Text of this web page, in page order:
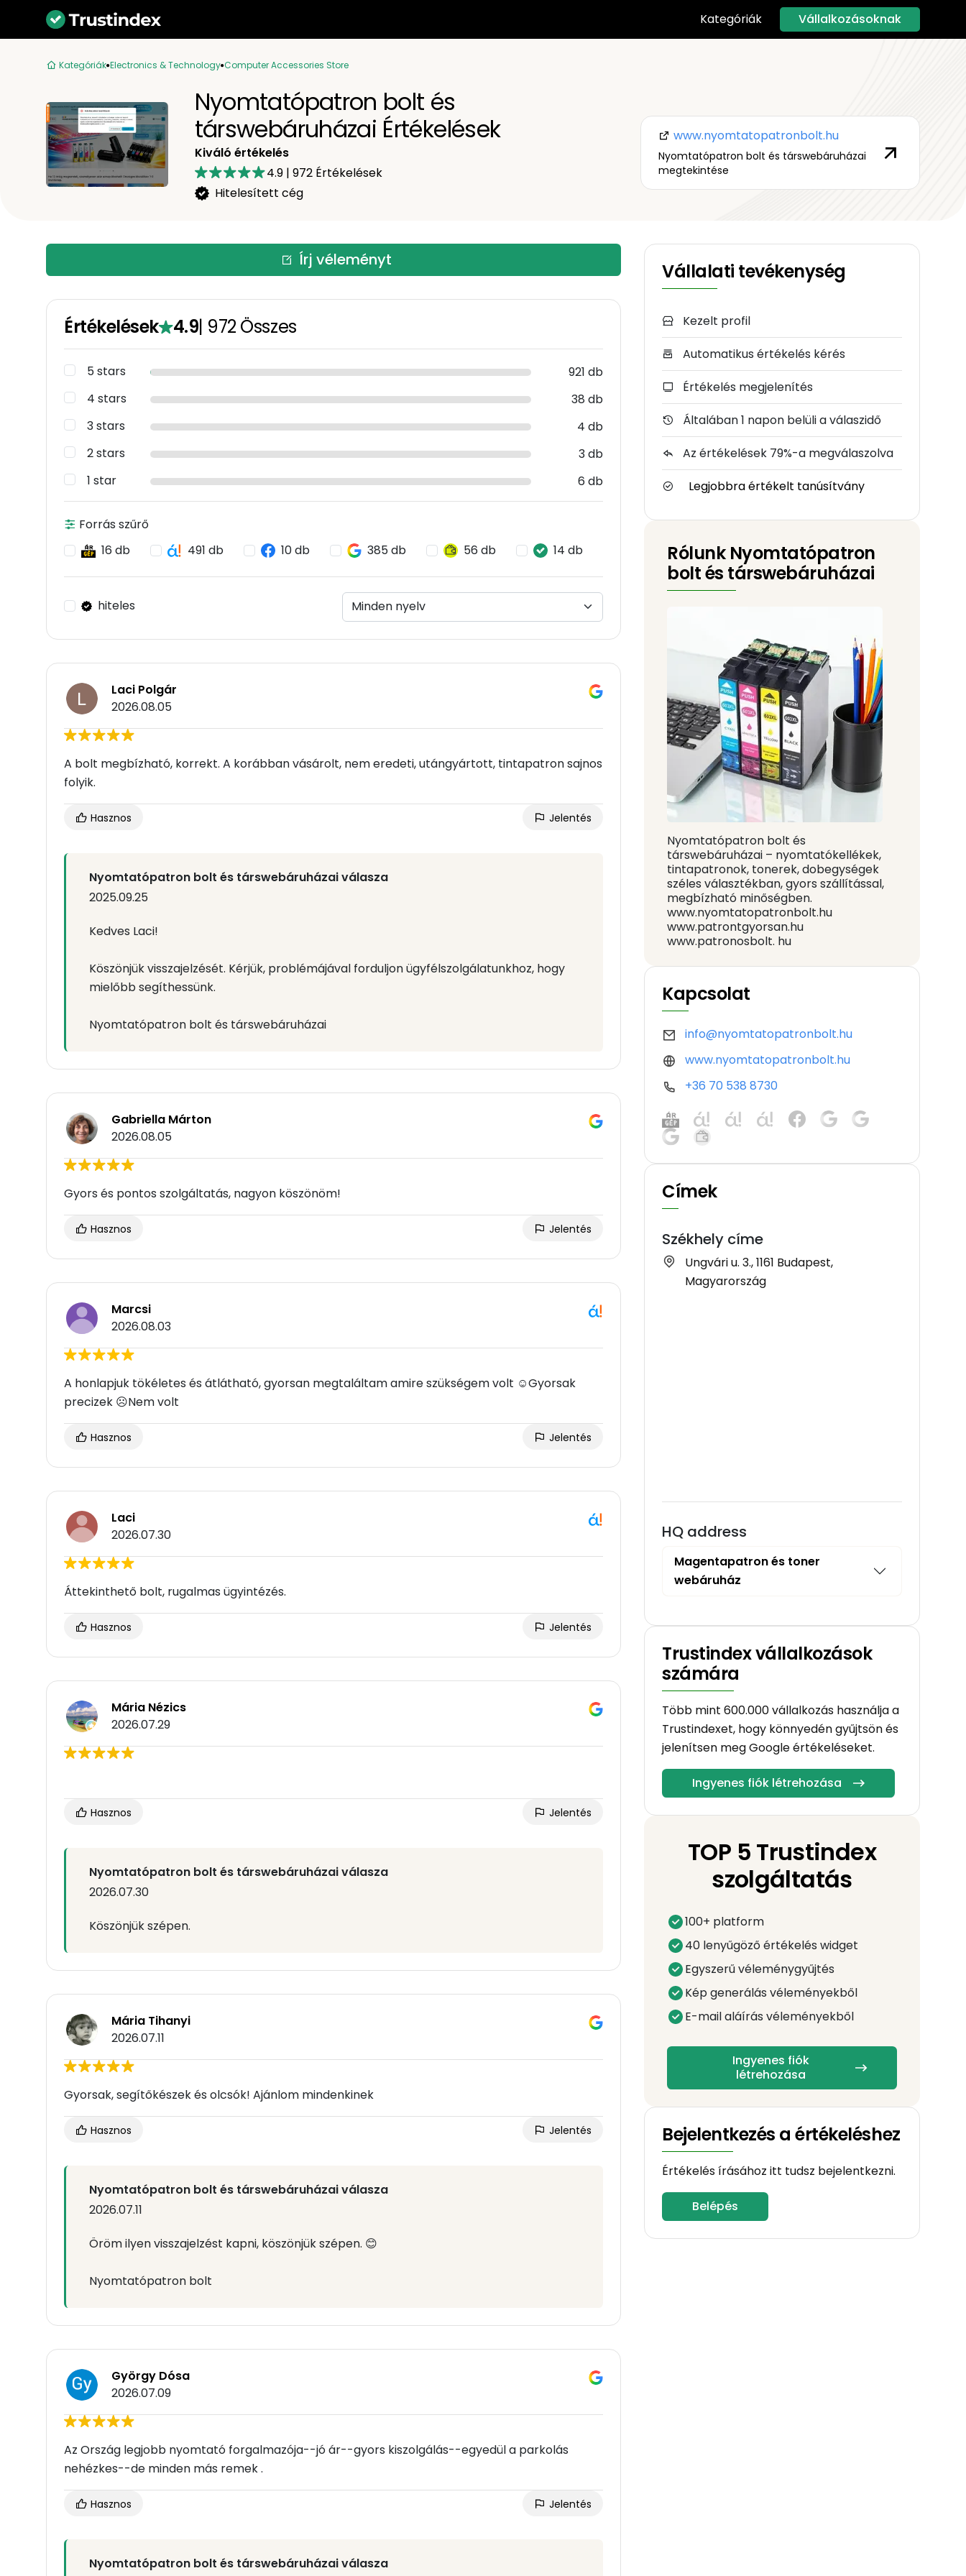
Kategóriák Vállalkozásoknak
Kategóriák Electronics & Technology Computer Accessories Store
Nyomtatópatron bolt és
társwebáruházai Értékelések
Kiváló értékelés
4.9 | 972Értékelések
Hitelesített cég
www.nyomtatopatronbolt.hu
Nyomtatópatron bolt és társwebáruházai
megtekintése
Írj véleményt
Értékelések 4.9| 972 Összes
5 stars
921 db
4 stars
38 db
3 stars
4 db
2 stars
3 db
1 star
6 db
Forrás szűrő
16 db
491 db 10 db 385 db 56 db 14 db
hiteles
Laci Polgár
2026.08.05
A bolt megbízható, korrekt. A korábban vásárolt, nem eredeti, utángyártott, tintapatron sajnos
folyik.
Hasznos Jelentés
Nyomtatópatron bolt és társwebáruházai válasza
2025.09.25
Kedves Laci!
Köszönjük visszajelzését. Kérjük, problémájával forduljon ügyfélszolgálatunkhoz, hogy
mielőbb segíthessünk.
Nyomtatópatron bolt és társwebáruházai
Gabriella Márton
2026.08.05
Gyors és pontos szolgáltatás, nagyon köszönöm!
Hasznos Jelentés
Marcsi
2026.08.03
A honlapjuk tökéletes és átlátható, gyorsan megtaláltam amire szükségem volt ☺Gyorsak
precizek ☹Nem volt
Hasznos Jelentés
Laci
2026.07.30
Áttekinthető bolt, rugalmas ügyintézés.
Hasznos Jelentés
Mária Nézics
2026.07.29
Hasznos Jelentés
Nyomtatópatron bolt és társwebáruházai válasza
2026.07.30
Köszönjük szépen.
Mária Tihanyi
2026.07.11
Gyorsak, segítőkészek és olcsók! Ajánlom mindenkinek
Hasznos Jelentés
Nyomtatópatron bolt és társwebáruházai válasza
2026.07.11
Öröm ilyen visszajelzést kapni, köszönjük szépen. 😊
Nyomtatópatron bolt
György Dósa
2026.07.09
Az Ország legjobb nyomtató forgalmazója--jó ár--gyors kiszolgálás--egyedül a parkolás
nehézkes--de minden más remek .
Hasznos Jelentés
Nyomtatópatron bolt és társwebáruházai válasza
Vállalati tevékenység
Kezelt profil
Automatikus értékelés kérés
Értékelés megjelenítés
Általában 1 napon belüli a válaszidő
Az értékelések 79%-a megválaszolva
Legjobbra értékelt tanúsítvány
Rólunk Nyomtatópatron
bolt és társwebáruházai
Nyomtatópatron bolt és
társwebáruházai – nyomtatókellékek,
tintapatronok, tonerek, dobegységek
széles választékban, gyors szállítással,
megbízható minőségben.
www.nyomtatopatronbolt.hu
www.patrontgyorsan.hu
www.patronosbolt. hu
Kapcsolat
info@nyomtatopatronbolt.hu
www.nyomtatopatronbolt.hu
+36 70 538 8730
Címek
Székhely címe
Ungvári u. 3., 1161 Budapest,
Magyarország
HQ address
Magentapatron és toner
webáruház
Trustindex vállalkozások
számára
Több mint 600.000 vállalkozás használja a
Trustindexet, hogy könnyedén gyűjtsön és
jelenítsen meg Google értékeléseket.
Ingyenes fiók létrehozása
TOP 5 Trustindex
szolgáltatás
100+ platform
40 lenyűgöző értékelés widget
Egyszerű véleménygyűjtés
Kép generálás véleményekből
E-mail aláírás véleményekből
Ingyenes fiók
létrehozása
Bejelentkezés a értékeléshez
Értékelés írásához itt tudsz bejelentkezni.
Belépés